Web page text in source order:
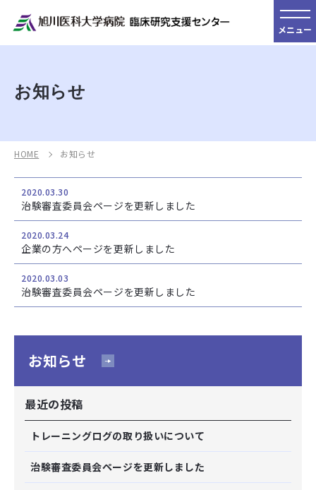
メニュー
お知らせ
HOME お知らせ
2020.03.30
治験審査委員会ページを更新しました
2020.03.24
企業の方へページを更新しました
2020.03.03
治験審査委員会ページを更新しました
お知らせ
最近の投稿
トレーニングログの取り扱いについて
治験審査委員会ページを更新しました